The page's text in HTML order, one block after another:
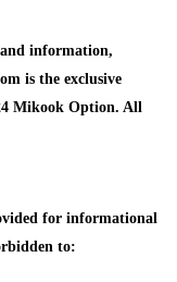
information,
is the exclusive
Mikook Option. All
for informational
to: